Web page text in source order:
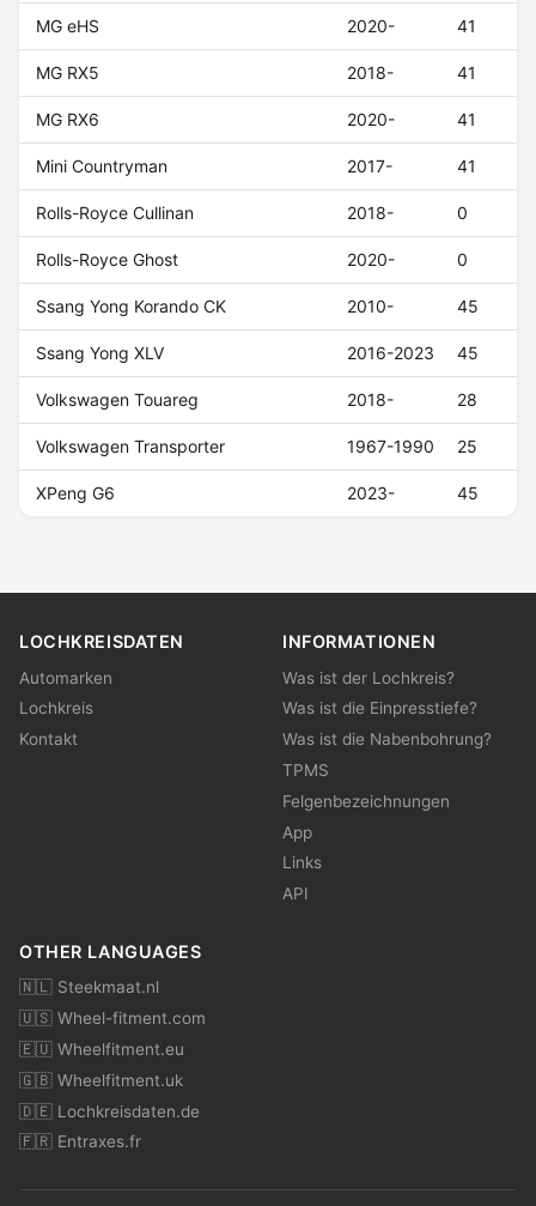
MG eHS 2020- 41
MG RX5 2018- 41
MG RX6 2020- 41
Mini Countryman 2017- 41
Rolls-Royce Cullinan 2018- 0
Rolls-Royce Ghost 2020- 0
Ssang Yong Korando CK 2010- 45
Ssang Yong XLV 2016-2023 45
Volkswagen Touareg 2018- 28
Volkswagen Transporter 1967-1990 25
XPeng G6 2023- 45
LOCHKREISDATEN
Automarken
Lochkreis
Kontakt
INFORMATIONEN
Was ist der Lochkreis?
Was ist die Einpresstiefe?
Was ist die Nabenbohrung?
TPMS
Felgenbezeichnungen
App
Links
API
OTHER LANGUAGES
🇳🇱 Steekmaat.nl
🇺🇸 Wheel-fitment.com
🇪🇺 Wheelfitment.eu
🇬🇧 Wheelfitment.uk
🇩🇪 Lochkreisdaten.de
🇫🇷 Entraxes.fr